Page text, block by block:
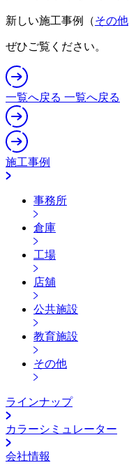
新しい施工事例（その他
ぜひご覧ください。
一覧へ戻る 一覧へ戻る
施工事例
事務所
倉庫
工場
店舖
公共施設
教育施設
その他
ラインナップ
カラーシミュレーター
会社情報